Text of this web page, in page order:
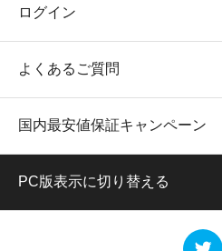
ログイン
よくあるご質問
国内最安値保証キャンペーン
PC版表示に切り替える